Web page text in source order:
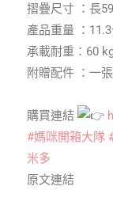
摺疊尺寸 ：長
產品重量 ：
承載耐重：60
附贈配件 ：一
購買連結
#媽咪開箱大隊
米多
原文連結